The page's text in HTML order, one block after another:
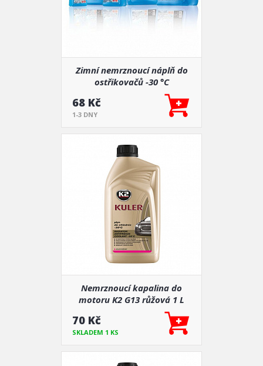
Zimní nemrznoucí náplň do
ostřikovačů -30 °C
68 Kč
1-3 DNY
Nemrznoucí kapalina do
motoru K2 G13 růžová 1 L
-35°C (náhrada za G12)
70 Kč
SKLADEM 1 KS